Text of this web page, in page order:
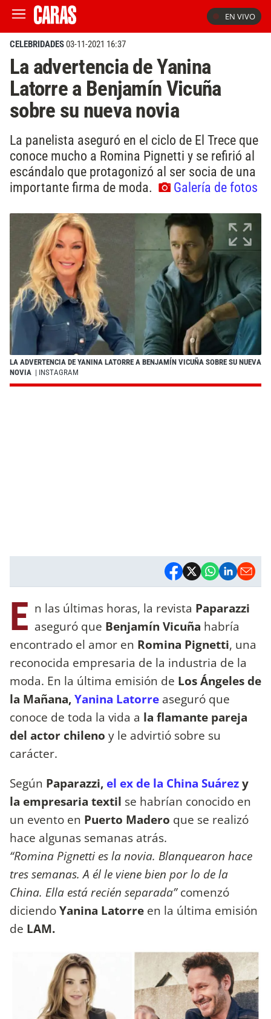
EN VIVO
CELEBRIDADES03-11-2021 16:37
La advertencia de Yanina
Latorre a Benjamín Vicuña
sobre su nueva novia
La panelista aseguró en el ciclo de El Trece que
conoce mucho a Romina Pignetti y se refirió al
escándalo que protagonizó al ser socia de una
importante firma de moda.
Galería de fotos
LA ADVERTENCIA DE YANINA LATORRE A BENJAMÍN VICUÑA SOBRE SU NUEVA
NOVIA | INSTAGRAM
E n las últimas horas, la revista Paparazzi
aseguró que Benjamín Vicuña habría
encontrado el amor en Romina Pignetti, una
reconocida empresaria de la industria de la
moda. En la última emisión de Los Ángeles de
la Mañana,Yanina Latorre aseguró que
conoce de toda la vida a la flamante pareja
del actor chileno y le advirtió sobre su
carácter.
Según Paparazzi, el ex de la China Suárezy
la empresaria textil se habrían conocido en
un evento en Puerto Madero que se realizó
hace algunas semanas atrás.
“Romina Pignetti es la novia. Blanquearon hace
tres semanas. A él le viene bien por lo de la
China. Ella está recién separada”comenzó
diciendoYanina Latorre en la última emisión
de LAM.